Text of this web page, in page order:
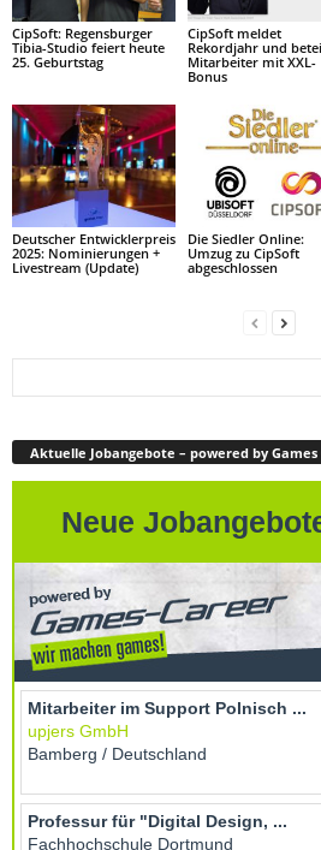
CipSoft: Regensburger
Tibia-Studio feiert heute
25. Geburtstag
CipSoft meldet
Rekordjahr und
Mitarbeiter mit XXL-
Bonus
Deutscher Entwicklerpreis
2025: Nominierungen +
Livestream (Update)
Die Siedler Online:
Umzug zu CipSoft
abgeschlossen
Aktuelle Jobangebote – powered by Games